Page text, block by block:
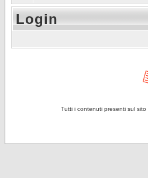
Login
Tutti i contenuti presenti sul